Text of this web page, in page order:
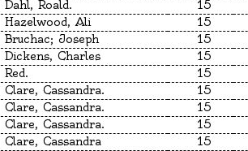
Dahl, Roald. 15
Hazelwood, Ali 15
Bruchac; Joseph 15
Dickens, Charles 15
Red. 15
Clare, Cassandra. 15
Clare, Cassandra. 15
Clare, Cassandra. 15
Clare, Cassandra 15